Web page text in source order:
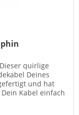
quirlige
Deines
und hat
Kabel einfach